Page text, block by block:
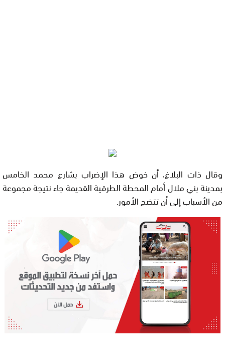
وقال ذات البلاغ، أن خوض هذا الإضراب بشارع محمد الخامس
بمدينة بني ملال أمام المحطة الطرقية القديمة جاء نتيجة مجموعة
من الأسباب إلى أن تتضح الأمور.